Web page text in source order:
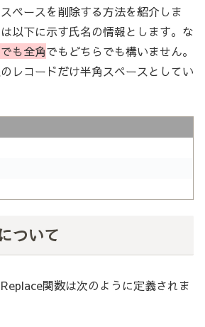
ペースを削除する方法を紹介しま
以下に示す氏名の情報とします。な
も全角でもどちらでも構いません。
のレコードだけ半角スペースとしてい
ついて
関数は次のように定義されま